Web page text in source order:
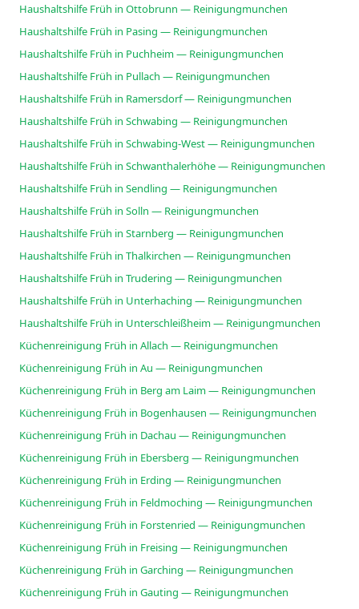
Haushaltshilfe Früh in Ottobrunn — Reinigungmunchen
Haushaltshilfe Früh in Pasing — Reinigungmunchen
Haushaltshilfe Früh in Puchheim — Reinigungmunchen
Haushaltshilfe Früh in Pullach — Reinigungmunchen
Haushaltshilfe Früh in Ramersdorf — Reinigungmunchen
Haushaltshilfe Früh in Schwabing — Reinigungmunchen
Haushaltshilfe Früh in Schwabing-West — Reinigungmunchen
Haushaltshilfe Früh in Schwanthalerhöhe — Reinigungmunchen
Haushaltshilfe Früh in Sendling — Reinigungmunchen
Haushaltshilfe Früh in Solln — Reinigungmunchen
Haushaltshilfe Früh in Starnberg — Reinigungmunchen
Haushaltshilfe Früh in Thalkirchen — Reinigungmunchen
Haushaltshilfe Früh in Trudering — Reinigungmunchen
Haushaltshilfe Früh in Unterhaching — Reinigungmunchen
Haushaltshilfe Früh in Unterschleißheim — Reinigungmunchen
Küchenreinigung Früh in Allach — Reinigungmunchen
Küchenreinigung Früh in Au — Reinigungmunchen
Küchenreinigung Früh in Berg am Laim — Reinigungmunchen
Küchenreinigung Früh in Bogenhausen — Reinigungmunchen
Küchenreinigung Früh in Dachau — Reinigungmunchen
Küchenreinigung Früh in Ebersberg — Reinigungmunchen
Küchenreinigung Früh in Erding — Reinigungmunchen
Küchenreinigung Früh in Feldmoching — Reinigungmunchen
Küchenreinigung Früh in Forstenried — Reinigungmunchen
Küchenreinigung Früh in Freising — Reinigungmunchen
Küchenreinigung Früh in Garching — Reinigungmunchen
Küchenreinigung Früh in Gauting — Reinigungmunchen